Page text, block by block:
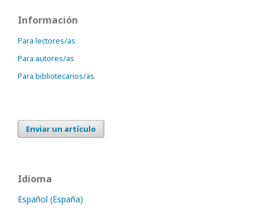
Información
Para lectores/as
Para autores/as
Para bibliotecarios/as
Enviar un artículo
Idioma
Español (España)